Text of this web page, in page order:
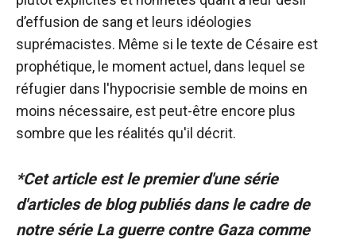
d’effusion de sang et leurs idéologies
suprémacistes. Même si le texte de Césaire est
prophétique, le moment actuel, dans lequel se
réfugier dans l'hypocrisie semble de moins en
moins nécessaire, est peut-être encore plus
sombre que les réalités qu'il décrit.
*Cet article est le premier d'une série
d'articles de blog publiés dans le cadre de
notre série La guerre contre Gaza comme